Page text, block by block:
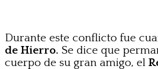
Durante este conflicto fue
de Hierro. Se dice que
cuerpo de su gran amigo, el